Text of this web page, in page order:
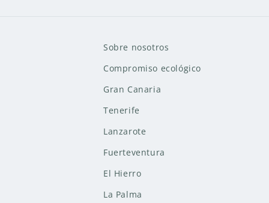
Sobre nosotros
Compromiso ecológico
Gran Canaria
Tenerife
Lanzarote
Fuerteventura
El Hierro
La Palma